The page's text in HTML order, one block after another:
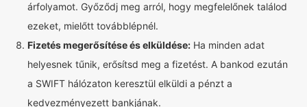
árfolyamot. Győződj meg arról, hogy megfelelőnek találod
ezeket, mielőtt továbblépnél.
Fizetés megerősítése és elküldése: Ha minden adat
helyesnek tűnik, erősítsd meg a fizetést. A bankod ezután
a SWIFT hálózaton keresztül elküldi a pénzt a
kedvezményezett bankjának.